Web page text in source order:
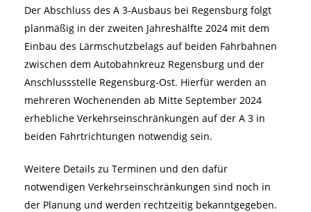
Der Abschluss des A 3-Ausbaus bei Regensburg folgt
planmäßig in der zweiten Jahreshälfte 2024 mit dem
Einbau des Lärmschutzbelags auf beiden Fahrbahnen
zwischen dem Autobahnkreuz Regensburg und der
Anschlussstelle Regensburg-Ost. Hierfür werden an
mehreren Wochenenden ab Mitte September 2024
erhebliche Verkehrseinschränkungen auf der A 3 in
beiden Fahrtrichtungen notwendig sein.
Weitere Details zu Terminen und den dafür
notwendigen Verkehrseinschränkungen sind noch in
der Planung und werden rechtzeitig bekanntgegeben.